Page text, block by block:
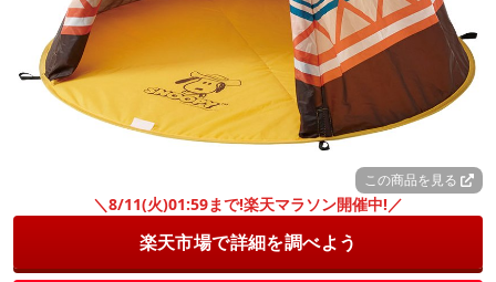
この商品を見る
＼8/11(火)01:59まで!楽天マラソン開催中!／
楽天市場で詳細を調べよう